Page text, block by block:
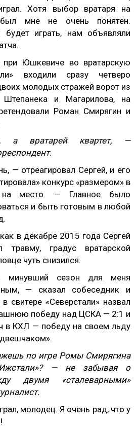
Хотя выбор вратаря на
был мне не очень понятен.
играть, нам объявляли
при Юшкевиче во вратарскую
входили сразу четверо
молодых стражей ворот из
и Магарилова, на
Роман Смирягин и
а вратарей квартет, —
— отреагировал Сергей, и его
конкурс «размером» в
на место. — Главное было
и быть готовым в любой
в декабре 2015 года Сергей
травму, градус вратарской
чуть снизился.
сезон для меня
— сказал собеседник и
свитере «Северстали» назвал
победу над ЦСКА — 2:1 и
в КХЛ — победу на своем льду
по игре Ромы Смирягина
— не забывая о
двумя «сталеварными»
молодец. Я очень рад, что у